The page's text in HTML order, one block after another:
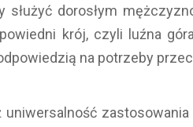
służyć dorosłym
krój, czyli luźna
na potrzeby
uniwersalność